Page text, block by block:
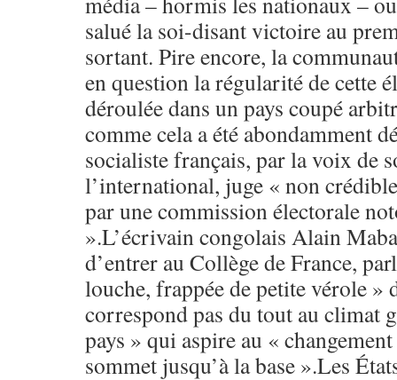
salué la soi-disant victoire au
sortant. Pire encore, la
en question la régularité de cette
déroulée dans un pays coupé
comme cela a été abondamment
socialiste français, par la voix de
l’international, juge « non
par une commission électorale
».L’écrivain congolais Alain
d’entrer au Collège de France,
louche, frappée de petite vérole »
correspond pas du tout au climat
pays » qui aspire au «
sommet jusqu’à la base ».Les